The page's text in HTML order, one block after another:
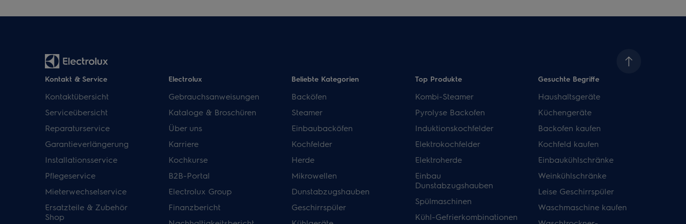
Kontakt & Service
Kontaktübersicht
Serviceübersicht
Reparaturservice
Garantieverlängerung
Installationsservice
Pflegeservice
Mieterwechselservice
Ersatzteile & Zubehör
Shop
Electrolux
Gebrauchsanweisungen
Kataloge & Broschüren
Über uns
Karriere
Kochkurse
B2B-Portal
Electrolux Group
Finanzbericht
Beliebte Kategorien
Backöfen
Steamer
Einbaubacköfen
Kochfelder
Herde
Mikrowellen
Dunstabzugshauben
Geschirrspüler
Top Produkte
Kombi-Steamer
Pyrolyse Backofen
Induktionskochfelder
Elektrokochfelder
Elektroherde
Einbau
Dunstabzugshauben
Spülmaschinen
Kühl-Gefrierkombinationen
Gesuchte Begriffe
Haushaltsgeräte
Küchengeräte
Backofen kaufen
Kochfeld kaufen
Einbaukühlschränke
Weinkühlschränke
Leise Geschirrspüler
Waschmaschine kaufen